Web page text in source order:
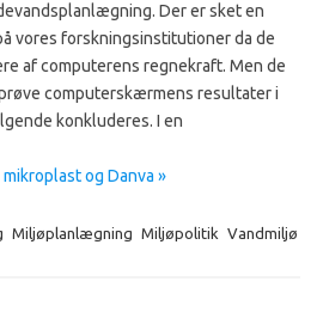
Der er sket en
vores forskningsinstitutioner da de
af computerens regnekraft. Men de
computerskærmens resultater i
konkluderes. I en
og Danva »
Miljøplanlægning Miljøpolitik Vandmiljø